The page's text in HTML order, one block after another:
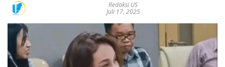
Redaksi US
Juli 17, 2025